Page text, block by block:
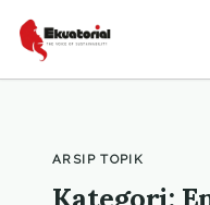
ARSIP TOPIK